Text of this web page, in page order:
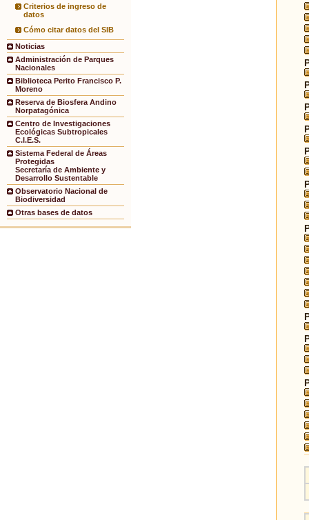
Criterios de ingreso de
datos
Cómo citar datos del SIB
Noticias
Administración de Parques
Nacionales
Biblioteca Perito Francisco P.
Moreno
Reserva de Biosfera Andino
Norpatagónica
Centro de Investigaciones
Ecológicas Subtropicales
C.I.E.S.
Sistema Federal de Áreas
Protegidas
Secretaría de Ambiente y
Desarrollo Sustentable
Observatorio Nacional de
Biodiversidad
Otras bases de datos